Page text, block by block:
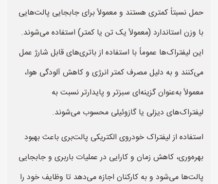
حمل نسبتاً کمتری هستند و معمولاً برای جابجایی پالت‌هایی
با وزن استاندارد (معمولاً یک تن یا کمتر) استفاده می‌شوند.
این لیفتراک‌ها عموماً با استفاده از باتری‌های قابل شارژ عمل
می‌کنند و به دلیل مصرف کمتر انرژی و کاهش آلودگی هوا،
معمولاً به‌عنوان گزینه‌ای سبزتر و پایدارتر نسبت به
لیفتراک‌های دیزلی یا گازوئیلی محسوب می‌شوند.
استفاده از لیفتراک خودروی الکتریکی پالت‌بری باعث بهبود
بهره‌وری، کاهش زمان و کارایی در عملیات باربری و جابجایی
پالت‌ها می‌شود و به کارکنان اجازه می‌دهد تا وظایف خود را